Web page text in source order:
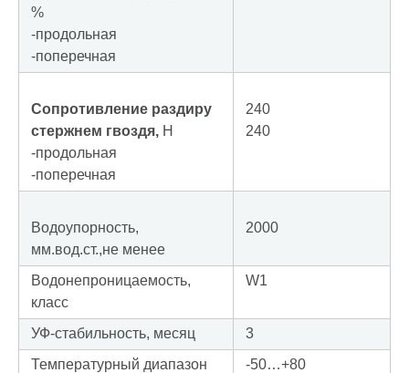
%
-продольная
-поперечная
Сопротивление раздиру
стержнем гвоздя, Н
-продольная
-поперечная
240
240
Водоупорность,
мм.вод.ст.,не менее
2000
Водонепроницаемость,
класс
W1
УФ-стабильность, месяц
3
Температурный диапазон
-50…+80